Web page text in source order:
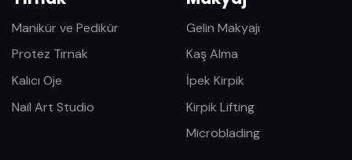
Manikür ve Pedikür
Protez Tırnak
Kalıcı Oje
Nail Art Studio
Gelin Makyajı
Kaş Alma
İpek Kirpik
Kirpik Lifting
Microblading